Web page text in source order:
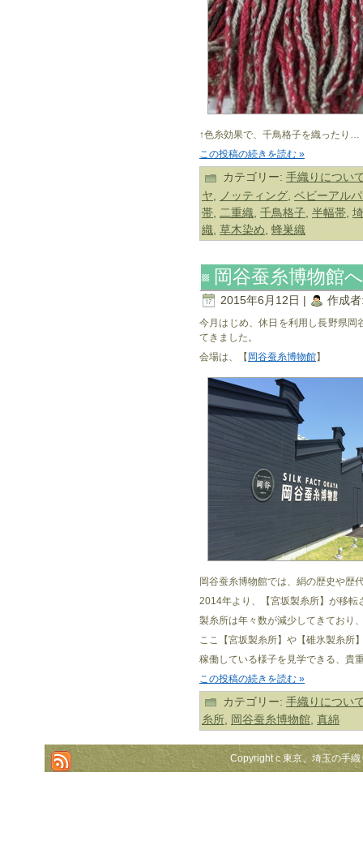
↑色糸効果で、千鳥格子を織ったり…
この投稿の続きを読む »
カテゴリー: 手織りについ
ヤ
ノッティング ベビーアル
帯
二重織 千鳥格子 半幅帯
織 草木染め 蜂巣織
岡谷蚕糸博物館
2015年6月12日 | 作成
今月はじめ、休日を利用し長野県岡
てきました。
会場は、【岡谷蚕糸博物館】
岡谷蚕糸博物館では、絹の歴史や歴
2014年より、【宮坂製糸所】が移転
製糸所は年々数が減少してきており
ここ【宮坂製糸所】や【碓氷製糸所
稼働している様子を見学できる、貴
この投稿の続きを読む »
カテゴリー: 手織りについ
糸所
岡谷蚕糸博物館 真綿
Copyright c 東京、埼玉の手